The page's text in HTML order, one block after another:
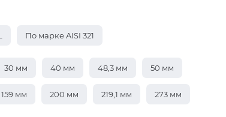
По марке AISI 321
30 мм 40 мм 48,3 мм 50 мм
159 мм 200 мм 219,1 мм 273 мм